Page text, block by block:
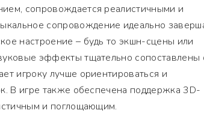
сопровождается реалистичными и
сопровождение идеально
настроение – будь то экшн-сцены или
эффекты тщательно сопоставлены
игроку лучше ориентироваться и
В игре также обеспечена поддержка 3D-
и поглощающим.